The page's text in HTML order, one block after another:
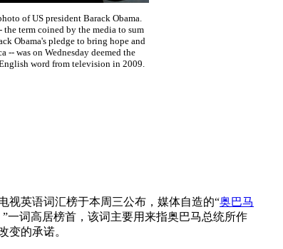
of US president Barack Obama.
the term coined by the media to sum
Obama's pledge to bring hope and
-- was on Wednesday deemed the
word from television in 2009.
视英语词汇榜于本周三公布，媒体自造的“奥巴马
”一词高居榜首，该词主要用来指奥巴马总统所作
变的承诺。